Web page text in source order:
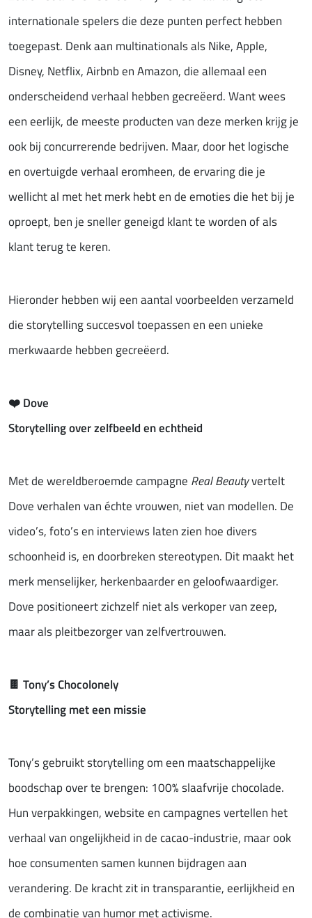
internationale spelers die deze punten perfect hebben
toegepast. Denk aan multinationals als Nike, Apple,
Disney, Netflix, Airbnb en Amazon, die allemaal een
onderscheidend verhaal hebben gecreëerd. Want wees
een eerlijk, de meeste producten van deze merken krijg je
ook bij concurrerende bedrijven. Maar, door het logische
en overtuigde verhaal eromheen, de ervaring die je
wellicht al met het merk hebt en de emoties die het bij je
oproept, ben je sneller geneigd klant te worden of als
klant terug te keren.
Hieronder hebben wij een aantal voorbeelden verzameld
die storytelling succesvol toepassen en een unieke
merkwaarde hebben gecreëerd.
❤️Dove
Storytelling over zelfbeeld en echtheid
Met de wereldberoemde campagne Real Beautyvertelt
Dove verhalen van échte vrouwen, niet van modellen. De
video’s, foto’s en interviews laten zien hoe divers
schoonheid is, en doorbreken stereotypen. Dit maakt het
merk menselijker, herkenbaarder en geloofwaardiger.
Dove positioneert zichzelf niet als verkoper van zeep,
maar als pleitbezorger van zelfvertrouwen.
🍫 Tony’s Chocolonely
Storytelling met een missie
Tony’s gebruikt storytelling om een maatschappelijke
boodschap over te brengen: 100% slaafvrije chocolade.
Hun verpakkingen, website en campagnes vertellen het
verhaal van ongelijkheid in de cacao-industrie, maar ook
hoe consumenten samen kunnen bijdragen aan
verandering. De kracht zit in transparantie, eerlijkheid en
de combinatie van humor met activisme.